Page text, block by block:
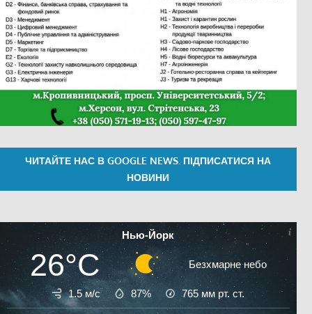
ЧИТАЙТЕ НАС В GOOGLE NEWS. ПІДПИСАТИСЯ НА
НОВИНИ
Нью-Йорк
26°C Безхмарне небо
1.5 м/с 87% 765 мм рт. ст.